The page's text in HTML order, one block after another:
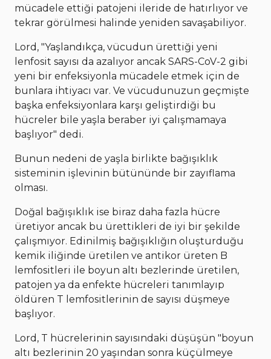
mücadele ettiği patojeni ileride de hatırlıyor ve
tekrar görülmesi halinde yeniden savaşabiliyor.
Lord, "Yaşlandıkça, vücudun ürettiği yeni
lenfosit sayısı da azalıyor ancak SARS-CoV-2 gibi
yeni bir enfeksiyonla mücadele etmek için de
bunlara ihtiyacı var. Ve vücudunuzun geçmişte
başka enfeksiyonlara karşı geliştirdiği bu
hücreler bile yaşla beraber iyi çalışmamaya
başlıyor" dedi.
Bunun nedeni de yaşla birlikte bağışıklık
sisteminin işlevinin bütününde bir zayıflama
olması.
Doğal bağışıklık ise biraz daha fazla hücre
üretiyor ancak bu ürettikleri de iyi bir şekilde
çalışmıyor. Edinilmiş bağışıklığın oluşturduğu
kemik iliğinde üretilen ve antikor üreten B
lemfositleri ile boyun altı bezlerinde üretilen,
patojen ya da enfekte hücreleri tanımlayıp
öldüren T lemfositlerinin de sayısı düşmeye
başlıyor.
Lord, T hücrelerinin sayısındaki düşüşün "boyun
altı bezlerinin 20 yaşından sonra küçülmeye